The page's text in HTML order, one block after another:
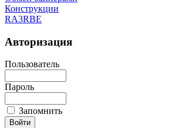
Конструкции
RA3RBE
Авторизация
Пользователь
Пароль
Запомнить